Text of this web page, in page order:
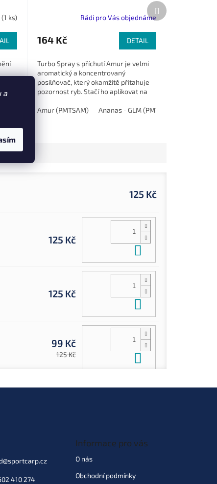
a
(1 ks) Rádi pro Vás objednáme
164 Kč DETAIL
Turbo Spray s příchutí Amur je velmi
aromatický a koncentrovaný
posilňovač, který okamžitě přitahuje
pozornost ryb. Stačí ho aplikovat na
Amur (PMTSAM)
Ananas - GLM (PMTSAG)
Další
produkt
125 Kč
125 Kč
125 Kč
99 Kč
125 Kč
@sportcarp.cz
410 274
Informace pro vás
O nás
Obchodní podmínky